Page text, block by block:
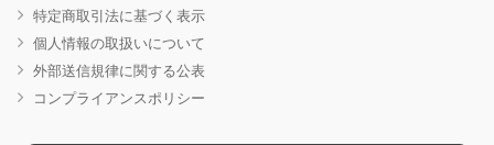
特定商取引法に基づく表示
個人情報の取扱いについて
外部送信規律に関する公表
コンプライアンスポリシー